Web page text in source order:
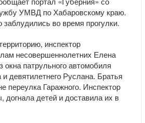
УМВД по Хабаровскому краю.
во время прогулки.
инспектор
несовершеннолетних Елена
окна патрульного автомобиля
девятилетнего Руслана. Братья
переулка Гаражного. Инспектор
детей и доставила их в